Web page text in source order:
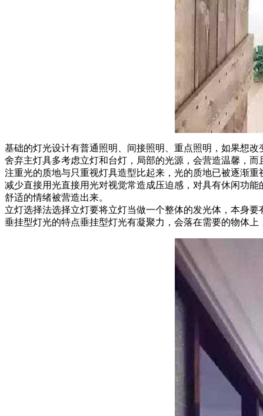
基础的灯光设计有普通照明、间接照明、重点照明，如果想改
舍弃主灯具多考虑立灯和台灯，局部的光源，会营造温馨，而
注重光的质地与只重视灯具造型比起来，光的质地已被逐渐
减少直接用光直接用光对视觉常造成压迫感，对具有休闲功
舒适的情绪被营造出来。
立灯选择法选择立灯要将立灯当做一个整体的发光体，本身
垂挂型灯光的特点垂挂型灯光有凝聚力，会落在需要的物体